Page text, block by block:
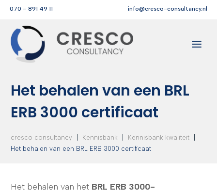
070 – 891 49 11 info@cresco-consultancy.nl
Het behalen van een BRL
ERB 3000 certificaat
cresco consultancy | Kennisbank | Kennisbank kwaliteit |
Het behalen van een BRL ERB 3000 certificaat
Het behalen van het BRL ERB 3000-